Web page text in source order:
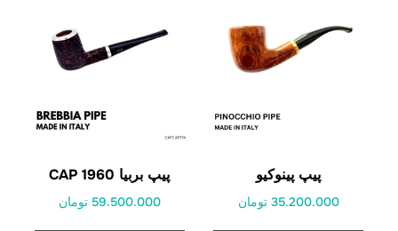
پیپ پینوکیو
35.200.000 تومان
پیپ بربیا 1960 CAP
59.500.000 تومان